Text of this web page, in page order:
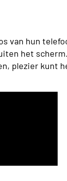
van hun
het
plezier kunt